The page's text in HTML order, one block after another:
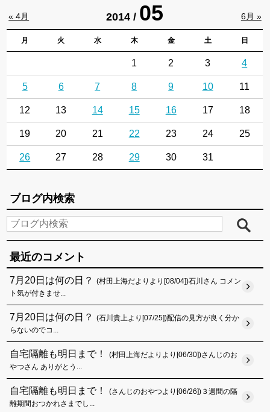
2014 / 05
月 火 水 木 金 土 日
1 2 3 4
5 6 7 8 9 10 11
12 13 14 15 16 17 18
19 20 21 22 23 24 25
26 27 28 29 30 31
« 4月 6月 »
ブログ内検索
最近のコメント
7月20日は何の日？
(村田上海だよりより[08/04])石川さん コメン
ト気が付きませ...
7月20日は何の日？
(石川貴上より[07/25])配信の見方が良く分か
らないのでコ...
自宅隔離も明日まで！
(村田上海だよりより[06/30])さんじのお
やつさん ありがとう...
自宅隔離も明日まで！
(さんじのおやつより[06/26])３週間の隔
離期間おつかれさまでし...